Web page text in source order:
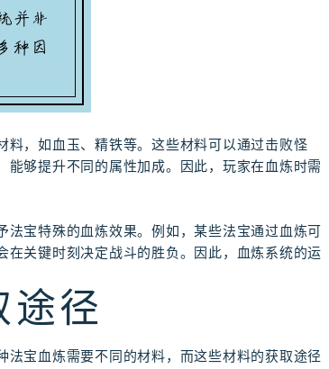
，如血玉、精铁等。这些材料可以通过击败怪
够提升不同的属性加成。因此，玩家在血炼时需
宝特殊的血炼效果。例如，某些法宝通过血炼可
关键时刻决定战斗的胜负。因此，血炼系统的运
途径
宝血炼需要不同的材料，而这些材料的获取途径